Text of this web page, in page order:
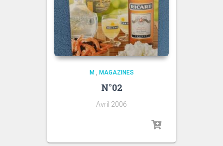
M , MAGAZINES
N°02
Avril 2006